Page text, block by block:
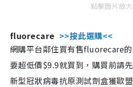
點擊圖片放大
fluorecare >>按此選購<<
網購平台鄰住買有售fluorecare
要超低價$9.9就買到，購買前請
新型冠狀病毒抗原測試劑盒獲歐